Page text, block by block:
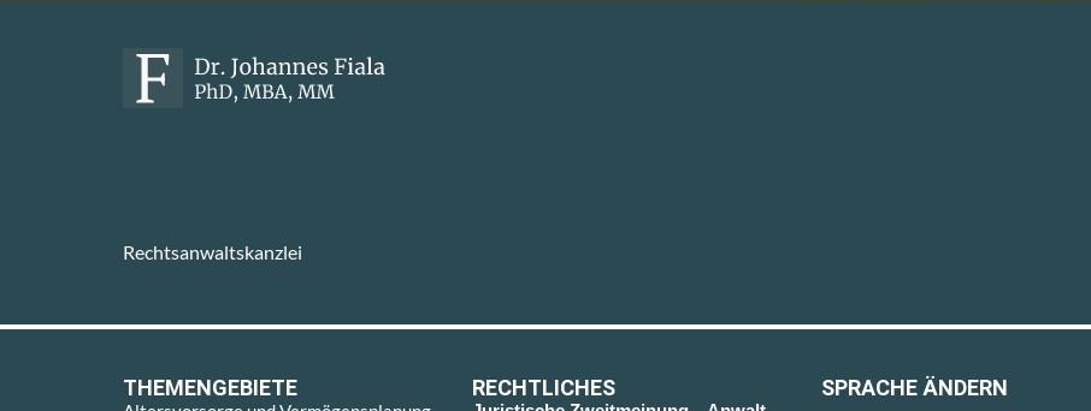
Rechtsanwaltskanzlei
THEMENGEBIETE RECHTLICHES SPRACHE ÄNDERN